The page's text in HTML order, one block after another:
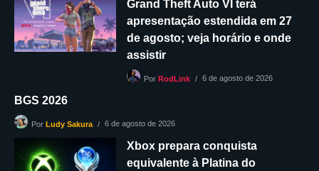
Grand Theft Auto VI terá
apresentação estendida em 27
de agosto; veja horário e onde
assistir
Por RodLink 6 de agosto de 2026
BGS 2026
Por Ludy Sakura 6 de agosto de 2026
Xbox prepara conquista
equivalente à Platina do